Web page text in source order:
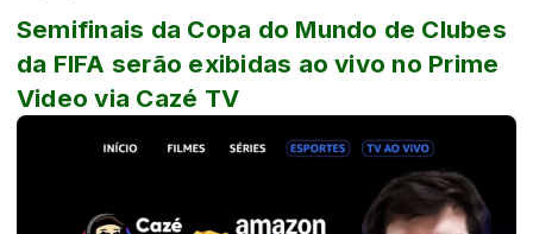
Semifinais da Copa do Mundo de Clubes
da FIFA serão exibidas ao vivo no Prime
Video via Cazé TV